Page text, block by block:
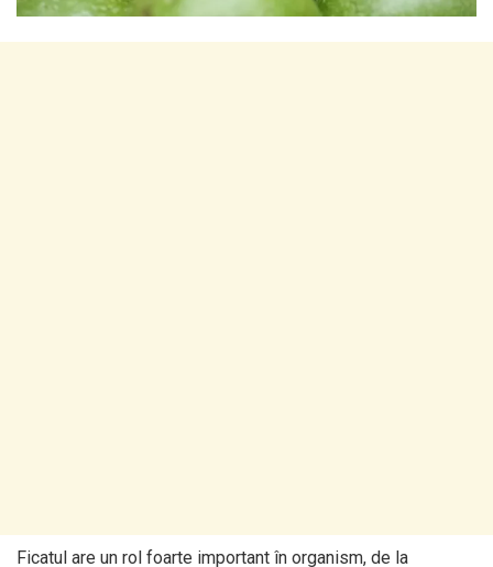
Ficatul are un rol foarte important în organism, de la